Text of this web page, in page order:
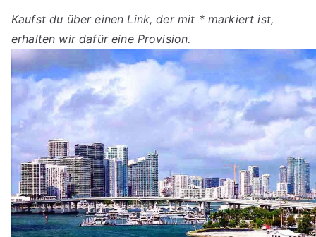
Kaufst du über einen Link, der mit * markiert ist,
erhalten wir dafür eine Provision.